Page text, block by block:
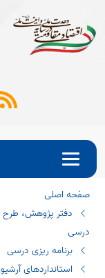
Open
صفحه اصلی
دفتر پژوهش، طرح
درسی
برنامه ریزی درسی
استانداردهای